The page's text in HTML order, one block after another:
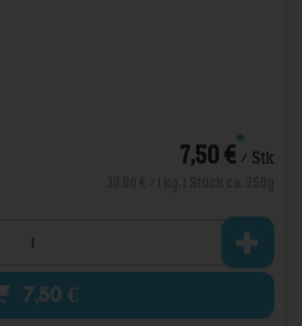
7,50 €*/ Stk
7,50 €